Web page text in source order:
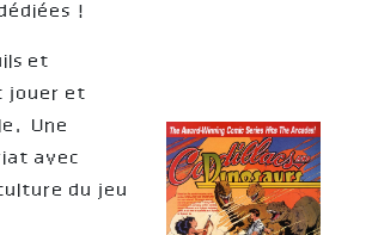
!
et
jouer et
Une
avec
du jeu